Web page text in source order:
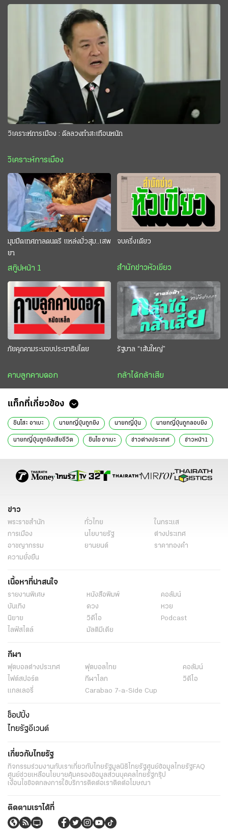
วิเคราะห์การเมือง : ดีลลวงทำสะเทือนหนัก
วิเคราะห์การเมือง
มุมมืดเทศกาลดนตรี แหล่งมั่วสุม..เสพ
ยา
สกู๊ปหน้า 1
จบครึ่งเดียว
สำนักข่าวหัวเขียว
ภัยคุกคามระบอบประชาธิปไตย
คาบลูกคาบดอก
รัฐบาล “เส้นใหญ่”
กล้าได้กล้าเสีย
แท็กที่เกี่ยวข้อง
ชินโสะ อาเบะ นายกญี่ปุ่นถูกยิง นายกญี่ปุ่น นายกญี่ปุ่นถูกลอบยิง
นายกญี่ปุ่นถูกยิงเสียชีวิต ชินโซ อาเบะ ข่าวต่างประเทศ ข่าวหน้า1
ข่าว
พระราชสำนัก ทั่วไทย
ในกระแส
การเมือง
นโยบายรัฐ
ต่างประเทศ
อาชญากรรม
ยานยนต์
ราคาทองคำ
ความยั่งยืน
เนื้อหาที่น่าสนใจ
รายงานพิเศษ หนังสือพิมพ์
คอลัมน์
บันเทิง
ดวง
หวย
นิยาย
วิดีโอ
Podcast
ไลฟ์สไตล์
มัลติมีเดีย
กีฬา
ฟุตบอลต่่างประเทศ ฟุตบอลไทย
คอลัมน์
ไฟต์สปอร์ต
กีฬาโลก
วิดีโอ
แกลเลอรี่
Carabao 7-a-Side Cup
ช็อปปิ้ง
ไทยรัฐอีเวนต์
เกี่ยวกับไทยรัฐ
กิจกรรมร่วมงานกับเราเกี่ยวกับไทยรัฐมูลนิธิไทยรัฐศูนย์ข้อมูลไทยรัฐFAQ
ศูนย์ช่วยเหลือนโยบายคุ้มครองข้อมูลส่วนบุคคลไทยรัฐกรุ๊ป
เงื่อนไขข้อตกลงการใช้บริการติดต่อเราติดต่อโฆษณา
ติดตามเราได้ที่